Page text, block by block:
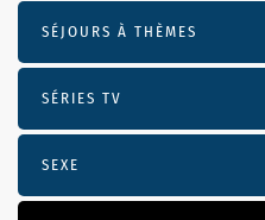
SÉJOURS À THÈMES
SÉRIES TV
SEXE